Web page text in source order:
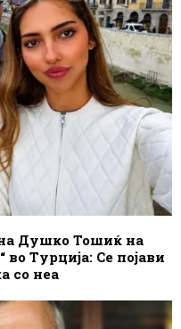
Душко Тошиќ на
во Турција: Се појави
со неа